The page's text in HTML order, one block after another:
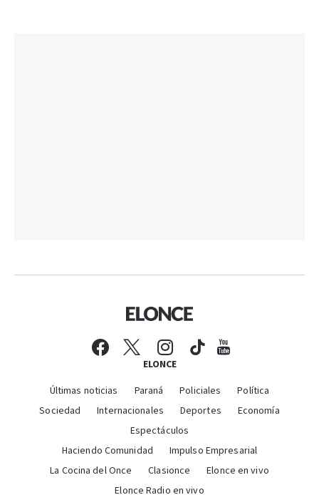
ELONCE
Últimas noticias Paraná Policiales
Política
Sociedad
Internacionales Deportes
Economía
Espectáculos
Haciendo Comunidad
Impulso Empresarial
La Cocina del Once
Clasionce
Elonce en vivo
Elonce Radio en vivo